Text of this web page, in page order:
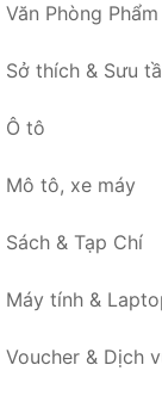
Văn Phòng Phẩm
Sở thích & Sưu
Ô tô
Mô tô, xe máy
Sách & Tạp Chí
Máy tính &
Voucher & Dịch